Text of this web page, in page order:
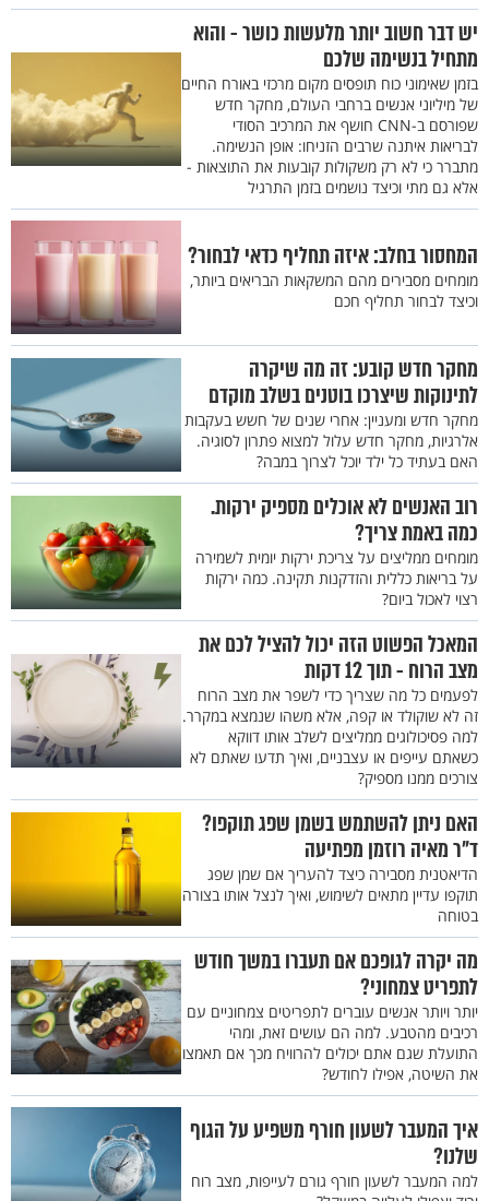
יש דבר חשוב יותר מלעשות כושר - והוא
מתחיל בנשימה שלכם
בזמן שאימוני כוח תופסים מקום מרכזי באורח החיים
של מיליוני אנשים ברחבי העולם, מחקר חדש
שפורסם ב-CNN חושף את המרכיב הסודי
לבריאות איתנה שרבים הזניחו: אופן הנשימה.
מתברר כי לא רק משקולות קובעות את התוצאות -
אלא גם מתי וכיצד נושמים בזמן התרגיל
המחסור בחלב: איזה תחליף כדאי לבחור?
מומחים מסבירים מהם המשקאות הבריאים ביותר,
וכיצד לבחור תחליף חכם
מחקר חדש קובע: זה מה שיקרה
לתינוקות שיצרכו בוטנים בשלב מוקדם
מחקר חדש ומעניין: אחרי שנים של חשש בעקבות
אלרגיות, מחקר חדש עלול למצוא פתרון לסוגיה.
האם בעתיד כל ילד יוכל לצרוך במבה?
רוב האנשים לא אוכלים מספיק ירקות.
כמה באמת צריך?
מומחים ממליצים על צריכת ירקות יומית לשמירה
על בריאות כללית והזדקנות תקינה. כמה ירקות
רצוי לאכול ביום?
המאכל הפשוט הזה יכול להציל לכם את
מצב הרוח - תוך 12 דקות
לפעמים כל מה שצריך כדי לשפר את מצב הרוח
זה לא שוקולד או קפה, אלא משהו שנמצא במקרר.
למה פסיכולוגים ממליצים לשלב אותו דווקא
כשאתם עייפים או עצבניים, ואיך תדעו שאתם לא
צורכים ממנו מספיק?
האם ניתן להשתמש בשמן שפג תוקפו?
ד"ר מאיה רוזמן מפתיעה
הדיאטנית מסבירה כיצד להעריך אם שמן שפג
תוקפו עדיין מתאים לשימוש, ואיך לנצל אותו בצורה
בטוחה
מה יקרה לגופכם אם תעברו במשך חודש
לתפריט צמחוני?
יותר ויותר אנשים עוברים לתפריטים צמחוניים עם
רכיבים מהטבע. למה הם עושים זאת, ומהי
התועלת שגם אתם יכולים להרוויח מכך אם תאמצו
את השיטה, אפילו לחודש?
איך המעבר לשעון חורף משפיע על הגוף
שלנו?
למה המעבר לשעון חורף גורם לעייפות, מצב רוח